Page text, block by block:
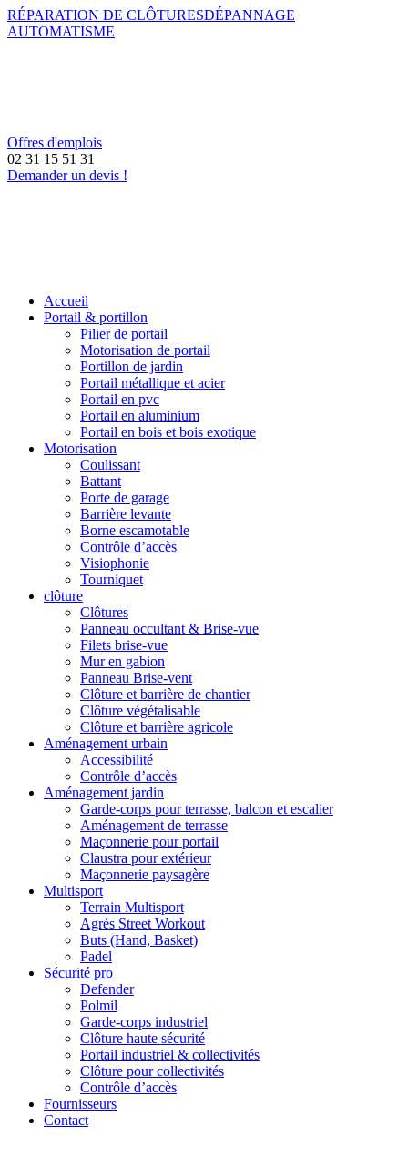
RÉPARATION DE CLÔTURESDÉPANNAGE
AUTOMATISME
Offres d'emplois
02 31 15 51 31
Demander un devis !
Accueil
Portail & portillon
Pilier de portail
Motorisation de portail
Portillon de jardin
Portail métallique et acier
Portail en pvc
Portail en aluminium
Portail en bois et bois exotique
Motorisation
Coulissant
Battant
Porte de garage
Barrière levante
Borne escamotable
Contrôle d’accès
Visiophonie
Tourniquet
clôture
Clôtures
Panneau occultant & Brise-vue
Filets brise-vue
Mur en gabion
Panneau Brise-vent
Clôture et barrière de chantier
Clôture végétalisable
Clôture et barrière agricole
Aménagement urbain
Accessibilité
Contrôle d’accès
Aménagement jardin
Garde-corps pour terrasse, balcon et escalier
Aménagement de terrasse
Maçonnerie pour portail
Claustra pour extérieur
Maçonnerie paysagère
Multisport
Terrain Multisport
Agrés Street Workout
Buts (Hand, Basket)
Padel
Sécurité pro
Defender
Polmil
Garde-corps industriel
Clôture haute sécurité
Portail industriel & collectivités
Clôture pour collectivités
Contrôle d’accès
Fournisseurs
Contact